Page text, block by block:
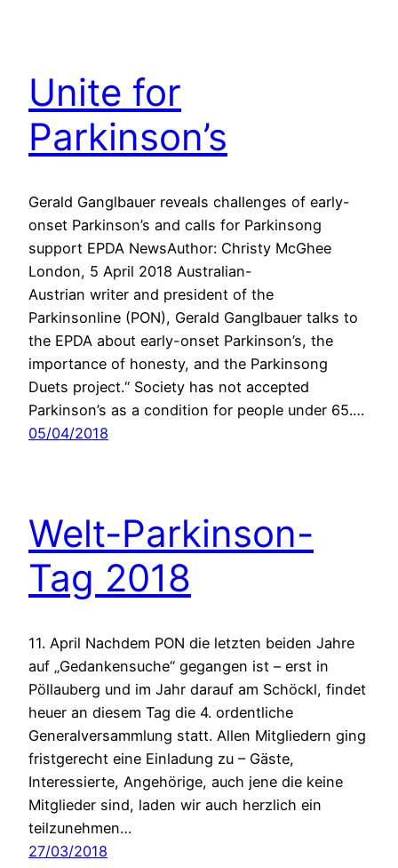
Unite for
Parkinson’s
Gerald Ganglbauer reveals challenges of early-
onset Parkinson’s and calls for Parkinsong
support EPDA NewsAuthor: Christy McGhee
London, 5 April 2018 Australian-
Austrian writer and president of the
Parkinsonline (PON), Gerald Ganglbauer talks to
the EPDA about early-onset Parkinson’s, the
importance of honesty, and the Parkinsong
Duets project.“ Society has not accepted
Parkinson’s as a condition for people under 65.…
05/04/2018
Welt-Parkinson-
Tag 2018
11. April Nachdem PON die letzten beiden Jahre
auf „Gedankensuche“ gegangen ist – erst in
Pöllauberg und im Jahr darauf am Schöckl, findet
heuer an diesem Tag die 4. ordentliche
Generalversammlung statt. Allen Mitgliedern ging
fristgerecht eine Einladung zu – Gäste,
Interessierte, Angehörige, auch jene die keine
Mitglieder sind, laden wir auch herzlich ein
teilzunehmen…
27/03/2018